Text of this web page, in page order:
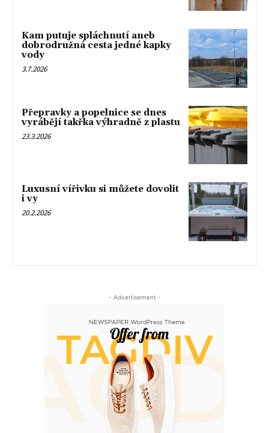
Kam putuje spláchnutí aneb
dobrodružná cesta jedné kapky
vody
3.7.2026
Přepravky a popelnice se dnes
vyrábějí takřka výhradně z plastu
23.3.2026
Luxusní vířivku si můžete dovolit
i vy
20.2.2026
- Advertisement -